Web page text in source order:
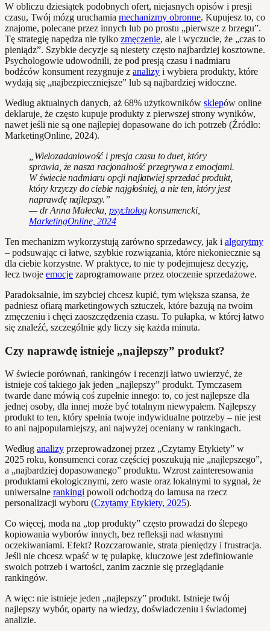
W obliczu dziesiątek podobnych ofert, niejasnych opisów i presji
czasu, Twój mózg uruchamia mechanizmy obronne. Kupujesz to, co
znajome, polecane przez innych lub po prostu „pierwsze z brzegu”.
Tę strategię napędza nie tylko zmęczenie, ale i wyczucie, że „czas to
pieniądz”. Szybkie decyzje są niestety często najbardziej kosztowne.
Psychologowie udowodnili, że pod presją czasu i nadmiaru
bodźców konsument rezygnuje z analizy i wybiera produkty, które
wydają się „najbezpieczniejsze” lub są najbardziej widoczne.
Według aktualnych danych, aż 68% użytkowników sklepów online
deklaruje, że często kupuje produkty z pierwszej strony wyników,
nawet jeśli nie są one najlepiej dopasowane do ich potrzeb (Źródło:
MarketingOnline, 2024).
„Wielozadaniowość i presja czasu to duet, który
sprawia, że nasza racjonalność przegrywa z emocjami.
W świecie nadmiaru opcji najłatwiej sprzedać produkt,
który krzyczy do ciebie najgłośniej, a nie ten, który jest
naprawdę najlepszy.”
— dr Anna Małecka, psychologkonsumencki,
MarketingOnline, 2024
Ten mechanizm wykorzystują zarówno sprzedawcy, jak i algorytmy
– podsuwając ci łatwe, szybkie rozwiązania, które niekoniecznie są
dla ciebie korzystne. W praktyce, to nie ty podejmujesz decyzję,
lecz twoje emocje zaprogramowane przez otoczenie sprzedażowe.
Paradoksalnie, im szybciej chcesz kupić, tym większa szansa, że
padniesz ofiarą marketingowych sztuczek, które bazują na twoim
zmęczeniu i chęci zaoszczędzenia czasu. To pułapka, w której łatwo
się znaleźć, szczególnie gdy liczy się każda minuta.
Czy naprawdę istnieje „najlepszy” produkt?
W świecie porównań, rankingów i recenzji łatwo uwierzyć, że
istnieje coś takiego jak jeden „najlepszy” produkt. Tymczasem
twarde dane mówią coś zupełnie innego: to, co jest najlepsze dla
jednej osoby, dla innej może być totalnym niewypałem. Najlepszy
produkt to ten, który spełnia twoje indywidualne potrzeby – nie jest
to ani najpopularniejszy, ani najwyżej oceniany w rankingach.
Według analizy przeprowadzonej przez „Czytamy Etykiety” w
2025 roku, konsumenci coraz częściej poszukują nie „najlepszego”,
a „najbardziej dopasowanego” produktu. Wzrost zainteresowania
produktami ekologicznymi, zero waste oraz lokalnymi to sygnał, że
uniwersalne rankingi powoli odchodzą do lamusa na rzecz
personalizacji wyboru (Czytamy Etykiety, 2025).
Co więcej, moda na „top produkty” często prowadzi do ślepego
kopiowania wyborów innych, bez refleksji nad własnymi
oczekiwaniami. Efekt? Rozczarowanie, strata pieniędzy i frustracja.
Jeśli nie chcesz wpaść w tę pułapkę, kluczowe jest zdefiniowanie
swoich potrzeb i wartości, zanim zacznie się przeglądanie
rankingów.
A więc: nie istnieje jeden „najlepszy” produkt. Istnieje twój
najlepszy wybór, oparty na wiedzy, doświadczeniu i świadomej
analizie.